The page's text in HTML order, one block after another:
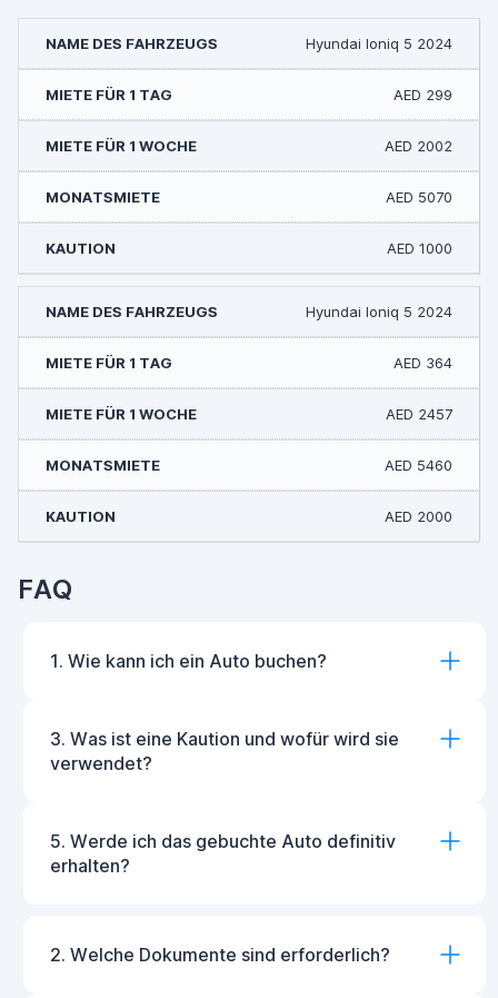
Hyundai Ioniq 5 2024
AED 299
AED 2002
AED 5070
AED 1000
Hyundai Ioniq 5 2024
AED 364
AED 2457
AED 5460
AED 2000
FAQ
1. Wie kann ich ein Auto buchen?
3. Was ist eine Kaution und wofür wird sie
verwendet?
5. Werde ich das gebuchte Auto definitiv
erhalten?
2. Welche Dokumente sind erforderlich?